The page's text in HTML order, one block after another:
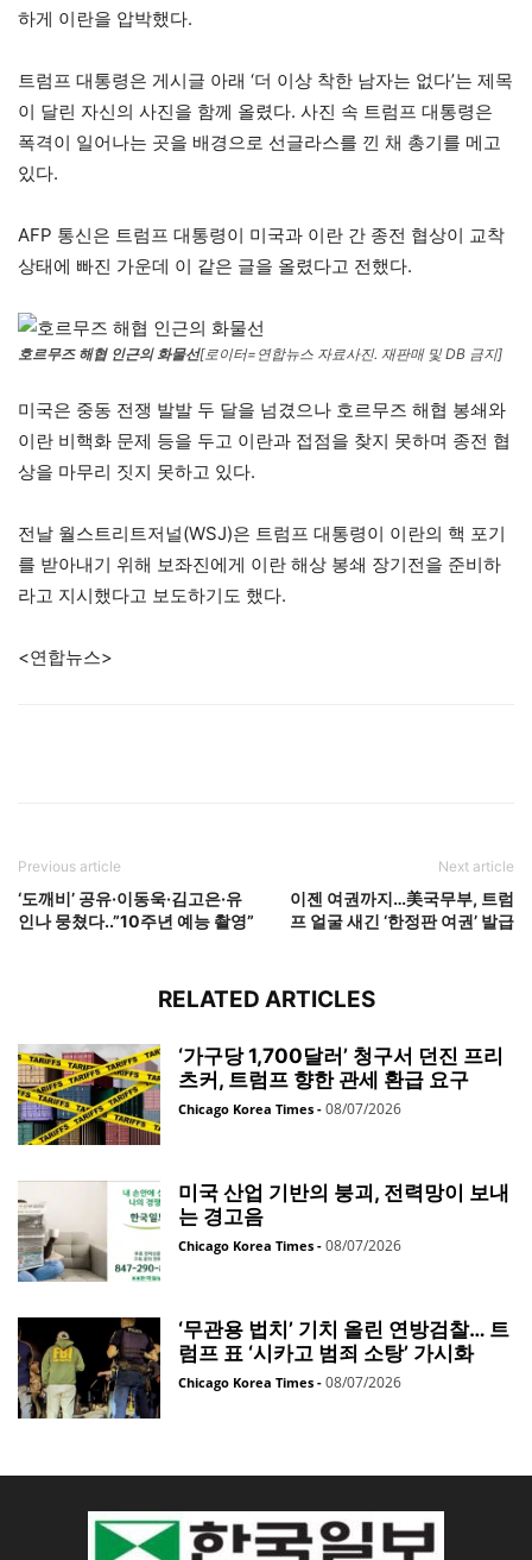
하게 이란을 압박했다.
트럼프 대통령은 게시글 아래 ‘더 이상 착한 남자는 없다’는 제목
이 달린 자신의 사진을 함께 올렸다. 사진 속 트럼프 대통령은
폭격이 일어나는 곳을 배경으로 선글라스를 낀 채 총기를 메고
있다.
AFP 통신은 트럼프 대통령이 미국과 이란 간 종전 협상이 교착
상태에 빠진 가운데 이 같은 글을 올렸다고 전했다.
호르무즈 해협 인근의 화물선[로이터=연합뉴스 자료사진. 재판매 및 DB 금지]
미국은 중동 전쟁 발발 두 달을 넘겼으나 호르무즈 해협 봉쇄와
이란 비핵화 문제 등을 두고 이란과 접점을 찾지 못하며 종전 협
상을 마무리 짓지 못하고 있다.
전날 월스트리트저널(WSJ)은 트럼프 대통령이 이란의 핵 포기
를 받아내기 위해 보좌진에게 이란 해상 봉쇄 장기전을 준비하
라고 지시했다고 보도하기도 했다.
<연합뉴스>
Previous article
‘도깨비’ 공유·이동욱·김고은·유
인나 뭉쳤다..”10주년 예능 촬영”
Next article
이젠 여권까지…美국무부, 트럼
프 얼굴 새긴 ‘한정판 여권’ 발급
RELATED ARTICLES
‘가구당 1,700달러’ 청구서 던진 프리
츠커, 트럼프 향한 관세 환급 요구
Chicago Korea Times - 08/07/2026
미국 산업 기반의 붕괴, 전력망이 보내
는 경고음
Chicago Korea Times - 08/07/2026
‘무관용 법치’ 기치 올린 연방검찰… 트
럼프 표 ‘시카고 범죄 소탕’ 가시화
Chicago Korea Times - 08/07/2026